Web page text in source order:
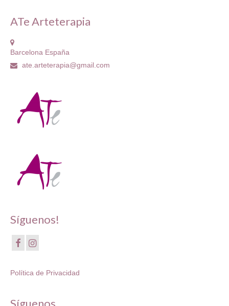
ATe Arteterapia
Barcelona España
ate.arteterapia@gmail.com
Síguenos!
Política de Privacidad
Síguenos